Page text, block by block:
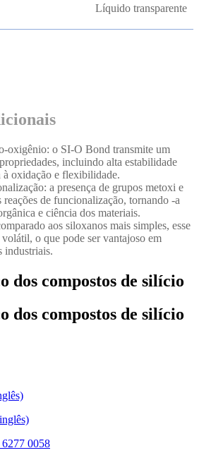
Líquido transparente
oxigênio: o SI-O Bond transmite um
incluindo alta estabilidade
à oxidação e flexibilidade.
a presença de grupos metoxi e
de funcionalização, tornando -a
e ciência dos materiais.
aos siloxanos mais simples, esse
o que pode ser vantajoso em
industriais.
dos compostos de silício
dos compostos de silício
0058